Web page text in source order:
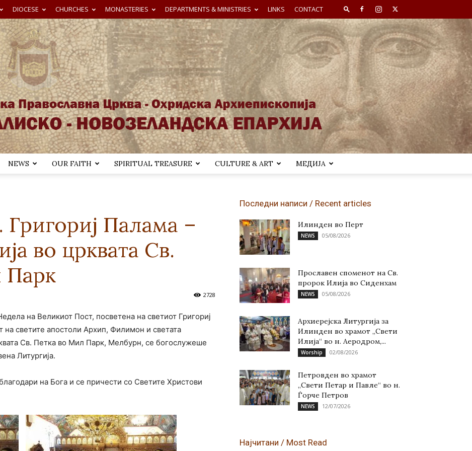
DIOCESE CHURCHES MONASTERIES DEPARTMENTS & MINISTRIES LINKS CONTACT
новозеландска
Епархија
NEWS OUR FAITH SPIRITUAL TREASURE CULTURE & ART МЕДИЈА
Палама –
во црквата Св.
Парк
2728
на Великиот Пост, посветена на светиот Григориј
на светите апостоли Архип, Филимон и светата
Св. Петка во Мил Парк, Мелбурн, се богослужеше
Литургија.
на Бога и се причести со Светите Христови
Последни написи / Recent articles
Илинден во Перт
NEWS 05/08/2026
Прославен споменот на Св.
пророк Илија во Сиденхам
NEWS 05/08/2026
Архиерејска Литургија за
Илинден во храмот „Свети
Илија“ во н. Аеродром,...
Worship 02/08/2026
Петровден во храмот
„Свети Петар и Павле“ во н.
Ѓорче Петров
NEWS 12/07/2026
Најчитани / Most Read